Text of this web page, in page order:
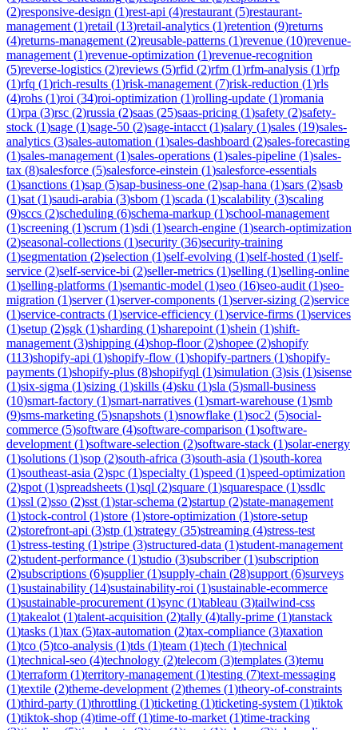
(2)responsive-design (1)rest-api (4)restaurant (5)restaurant-
management (1)retail (13)retail-analytics (1)retention (9)returns
(4)returns-management (2)reusable-patterns (1)revenue (10)revenue-
management (1)revenue-optimization (1)revenue-recognition
(5)reverse-logistics (2)reviews (5)rfid (2)rfm (1)rfm-analysis (1)rfp
(1)rfq (1)rich-results (1)risk-management (7)risk-reduction (1)rls
(4)rohs (1)roi (34)roi-optimization (1)rolling-update (1)romania
(1)rpa (3)rsc (2)russia (2)saas (25)saas-pricing (1)safety (2)safety-
stock (1)sage (1)sage-50 (2)sage-intacct (1)salary (1)sales (19)sales-
analytics (3)sales-automation (1)sales-dashboard (2)sales-forecasting
(1)sales-management (1)sales-operations (1)sales-pipeline (1)sales-
tax (8)salesforce (5)salesforce-einstein (1)salesforce-essentials
(1)sanctions (1)sap (5)sap-business-one (2)sap-hana (1)sars (2)sasb
(1)sat (1)saudi-arabia (3)sbom (1)scada (1)scalability (3)scaling
(9)sccs (2)scheduling (6)schema-markup (1)school-management
(1)screening (1)scrum (1)sdi (1)search-engine (1)search-optimization
(2)seasonal-collections (1)security (36)security-training
(1)segmentation (2)selection (1)self-evolving (1)self-hosted (1)self-
service (2)self-service-bi (2)seller-metrics (1)selling (1)selling-online
(1)selling-platforms (1)semantic-model (1)seo (16)seo-audit (1)seo-
migration (1)server(1)server-components (1)server-sizing (2)service
(1)service-contracts (1)service-efficiency (1)service-firms (1)services
(1)setup (2)sgk (1)sharding (1)sharepoint (1)shein (1)shift-
management (3)shipping (4)shop-floor(2)shopee (2)shopify
(113)shopify-api (1)shopify-flow (1)shopify-partners (1)shopify-
payments (1)shopify-plus (8)shopifyql (1)simulation (3)sis (1)sisense
(1)six-sigma (1)sizing (1)skills (4)sku (1)sla (5)small-business
(10)smart-factory (1)smart-narratives (1)smart-warehouse (1)smb
(9)sms-marketing (5)snapshots (1)snowflake (1)soc2 (5)social-
commerce (5)software (4)software-comparison (1)software-
development (1)software-selection (2)software-stack (1)solar-energy
(1)solutions (1)sop (2)south-africa (3)south-asia (1)south-korea
(1)southeast-asia (2)spc (1)specialty (1)speed (1)speed-optimization
(2)spot (1)spreadsheets (1)sql (2)square (1)squarespace (1)ssdlc
(1)ssl (2)sso (2)sst (1)star-schema (2)startup (2)state-management
(1)stock-control (1)store (1)store-optimization (1)store-setup
(2)storefront-api (3)stp (1)strategy (35)streaming (4)stress-test
(1)stress-testing (1)stripe (3)structured-data (1)student-management
(2)student-performance (1)studio (3)subscriber(1)subscription
(2)subscriptions (6)supplier(1)supply-chain (28)support (6)surveys
(1)sustainability (14)sustainability-roi (1)sustainable-ecommerce
(1)sustainable-procurement (1)sync (1)tableau (3)tailwind-css
(1)takealot (1)talent-acquisition (2)tally (4)tally-prime (1)tanstack
(1)tasks (1)tax (5)tax-automation (2)tax-compliance (3)taxation
(1)tco (5)tco-analysis (1)tds (1)team (1)tech (1)technical
(1)technical-seo (4)technology (2)telecom (3)templates (3)temu
(1)terraform (1)territory-management (1)testing (7)text-messaging
(1)textile (2)theme-development (2)themes (1)theory-of-constraints
(1)third-party (1)throttling (1)ticketing (1)ticketing-system (1)tiktok
(1)tiktok-shop (4)time-off(1)time-to-market (1)time-tracking